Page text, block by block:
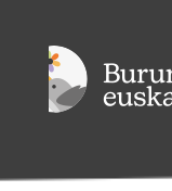
¡No